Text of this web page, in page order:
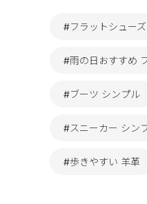
#フラットシュー
#雨の日おすすめ
#ブーツ シンプル
#スニーカー シン
#歩きやすい 羊革